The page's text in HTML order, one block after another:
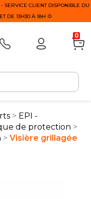
SERVICE CLIENT DISPONIBLE DU
DE 13H30 À 18H 🌻
0
EPI -
de protection
Visière grillagée